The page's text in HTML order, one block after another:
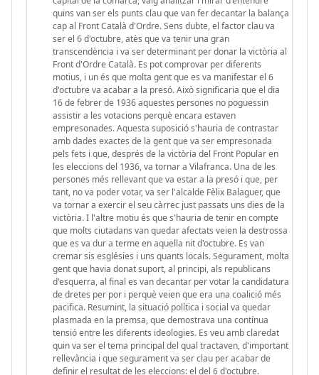
quins van ser els punts clau que van fer decantar la balança
cap al Front Català d'Ordre. Sens dubte, el factor clau va
ser el 6 d'octubre, atès que va tenir una gran
transcendència i va ser determinant per donar la victòria al
Front d'Ordre Català. Es pot comprovar per diferents
motius, i un és que molta gent que es va manifestar el 6
d'octubre va acabar a la presó. Això significaria que el dia
16 de febrer de 1936 aquestes persones no poguessin
assistir a les votacions perquè encara estaven
empresonades. Aquesta suposició s'hauria de contrastar
amb dades exactes de la gent que va ser empresonada
pels fets i que, després de la victòria del Front Popular en
les eleccions del 1936, va tornar a Vilafranca. Una de les
persones més rellevant que va estar a la presó i que, per
tant, no va poder votar, va ser l'alcalde Fèlix Balaguer, que
va tornar a exercir el seu càrrec just passats uns dies de la
victòria. I l'altre motiu és que s'hauria de tenir en compte
que molts ciutadans van quedar afectats veien la destrossa
que es va dur a terme en aquella nit d'octubre. Es van
cremar sis esglésies i uns quants locals. Segurament, molta
gent que havia donat suport, al principi, als republicans
d'esquerra, al final es van decantar per votar la candidatura
de dretes per por i perquè veien que era una coalició més
pacifica. Resumint, la situació política i social va quedar
plasmada en la premsa, que demostrava una contínua
tensió entre les diferents ideologies. Es veu amb claredat
quin va ser el tema principal del qual tractaven, d'important
rellevància i que segurament va ser clau per acabar de
definir el resultat de les eleccions: el del 6 d'octubre.